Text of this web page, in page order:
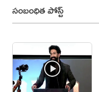
సంబంధిత పోస్ట్